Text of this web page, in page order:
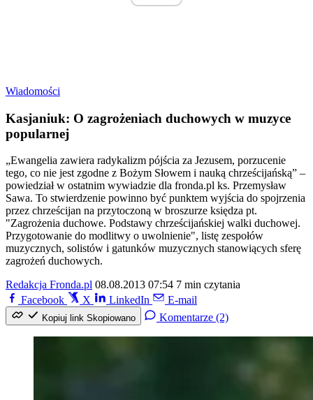
Wiadomości
Kasjaniuk: O zagrożeniach duchowych w muzyce
popularnej
„Ewangelia zawiera radykalizm pójścia za Jezusem, porzucenie
tego, co nie jest zgodne z Bożym Słowem i nauką chrześcijańską” –
powiedział w ostatnim wywiadzie dla fronda.pl ks. Przemysław
Sawa. To stwierdzenie powinno być punktem wyjścia do spojrzenia
przez chrześcijan na przytoczoną w broszurze księdza pt.
"Zagrożenia duchowe. Podstawy chrześcijańskiej walki duchowej.
Przygotowanie do modlitwy o uwolnienie", listę zespołów
muzycznych, solistów i gatunków muzycznych stanowiących sferę
zagrożeń duchowych.
Redakcja Fronda.pl 08.08.2013 07:54 7 min czytania
Facebook
X LinkedIn E-mail
Kopiuj link Skopiowano Komentarze (2)